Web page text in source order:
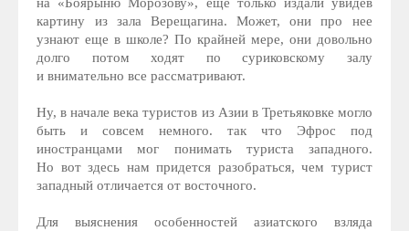
на «Боярыню Морозову», еще только издали увидев
картину из зала Верещагина. Может, они про нее
узнают еще в школе? По крайней мере, они довольно
долго потом ходят по суриковскому залу
и внимательно все рассматривают.
Ну, в начале века туристов из Азии в Третьяковке могло
быть и совсем немного. так что Эфрос под
иностранцами мог понимать туриста западного.
Но вот здесь нам придется разобраться, чем турист
западный отличается от восточного.
Для выяснения особенностей азиатского взляда